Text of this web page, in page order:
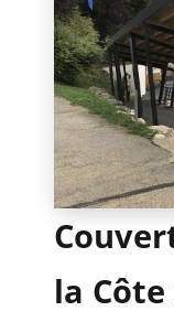
METALLERIE
OCCULTATION
la